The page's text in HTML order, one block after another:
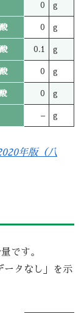
0 g
0 g
0.1 g
0 g
0 g
– g
年版（八
です。
タなし」を示